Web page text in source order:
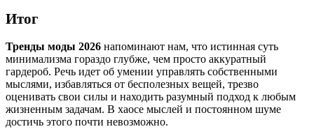
Итог
Тренды моды 2026 напоминают нам, что истинная суть
минимализма гораздо глубже, чем просто аккуратный
гардероб. Речь идет об умении управлять собственными
мыслями, избавляться от бесполезных вещей, трезво
оценивать свои силы и находить разумный подход к любым
жизненным задачам. В хаосе мыслей и постоянном шуме
достичь этого почти невозможно.